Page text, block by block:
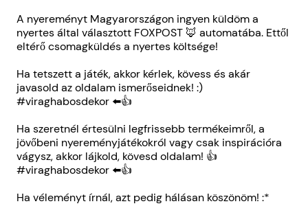
A nyereményt Magyarországon ingyen küldöm a
nyertes által választott FOXPOST 🦊 automatába. Ettől
eltérő csomagküldés a nyertes költsége!
Ha tetszett a játék, akkor kérlek, kövess és akár
javasold az oldalam ismerőseidnek! :)
#viraghabosdekor ⬅️👍
Ha szeretnél értesülni legfrissebb termékeimről, a
jövőbeni nyereményjátékokról vagy csak inspirációra
vágysz, akkor lájkold, kövesd oldalam! 👍
#viraghabosdekor ⬅️👍
Ha véleményt írnál, azt pedig hálásan köszönöm! :*